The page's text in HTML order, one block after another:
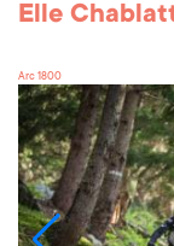
Elle
Arc 1800